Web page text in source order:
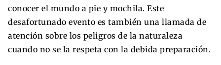
conocer el mundo a pie y mochila. Este
desafortunado evento es también una llamada de
atención sobre los peligros de la naturaleza
cuando no se la respeta con la debida preparación.